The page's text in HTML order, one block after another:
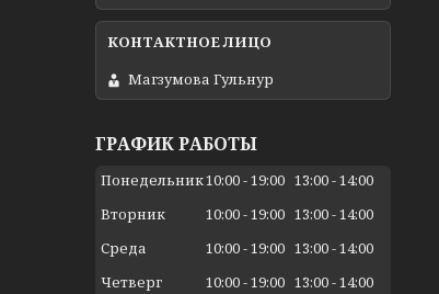
Магзумова Гульнур
ГРАФИК РАБОТЫ
Понедельник10:00 19:00 13:00 14:00
Вторник
10:00 19:00 13:00 14:00
Среда
10:00 19:00 13:00 14:00
Четверг
10:00 19:00 13:00 14:00